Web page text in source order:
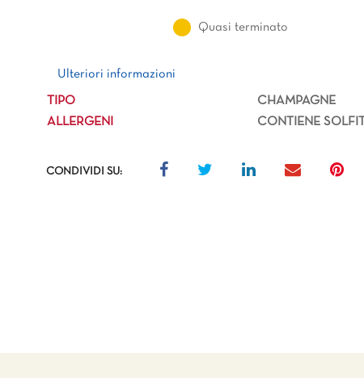
Quasi terminato
Ulteriori informazioni
Ulteriori informazioni
TIPO
CHAMPAGNE
ALLERGENI
CONTIENE SOLFITI
CONDIVIDI SU: